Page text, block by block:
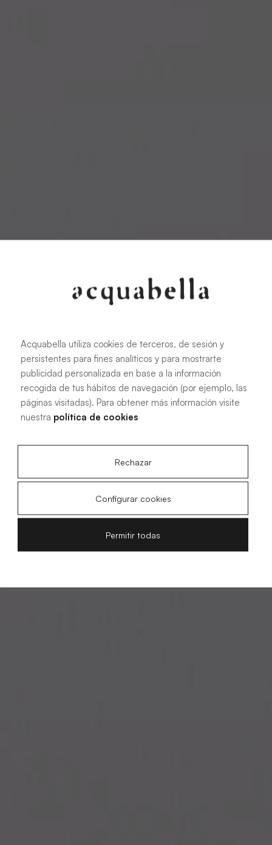
Acquabella utiliza cookies de terceros, de sesión y
persistentes para fines analíticos y para mostrarte
publicidad personalizada en base a la información
recogida de tus hábitos de navegación (por ejemplo, las
páginas visitadas). Para obtener más información visite
nuestra política de cookies
Rechazar
Configurar cookies
Permitir todas